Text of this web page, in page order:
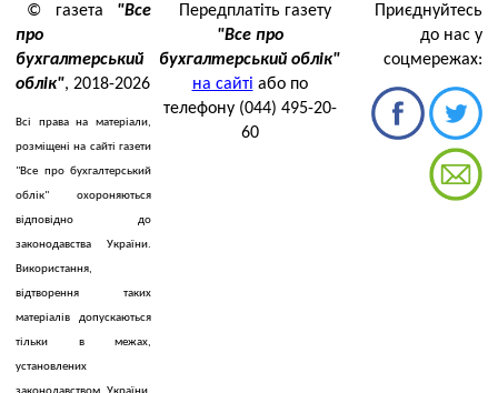
© газета "Все
про
бухгалтерський
облік", 2018-2026
Всі права на матеріали,
розміщені на сайті газети
"Все про бухгалтерський
облік" охороняються
відповідно до
законодавства України.
Використання,
відтворення таких
матеріалів допускаються
тільки в межах,
установлених
Передплатіть газету
"Все про
бухгалтерський облік"
на сайті або по
телефону (044) 495-20-
60
Приєднуйтесь
до нас у
соцмережах: